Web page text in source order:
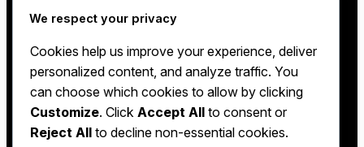
Blog
About Us
Contact Us
We respect your privacy
Cookies help us improve your experience, deliver
personalized content, and analyze traffic. You
can choose which cookies to allow by clicking
Customize. Click Accept All to consent or
Reject All to decline non-essential cookies.